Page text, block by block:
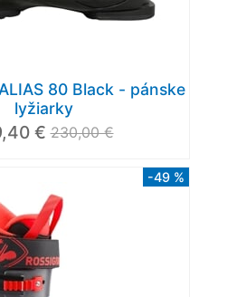
80 Black - pánske
lyžiarky
€ 230,00 €
-49 %